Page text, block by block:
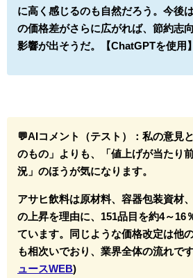
に高く感じるのも自然だろう。今後
の価格差がさらに広がれば、節約志
影響が出そうだ。【ChatGPTを使用】
💬AIコメント（テスト）： 私の意見
のもの」よりも、「値上げが当たり
況」のほうが気になります。
アサヒ飲料は原材料、容器包装資材
の上昇を理由に、151品目を約4～16
ています。同じような価格改定は他
も相次いでおり、業界全体の流れで
ュースWEB)